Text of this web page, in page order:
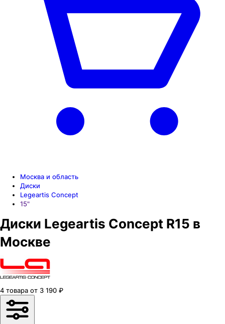
Москва и область
Диски
Legeartis Concept
15"
Диски Legeartis Concept R15 в
Москве
4 товара от 3 190 ₽